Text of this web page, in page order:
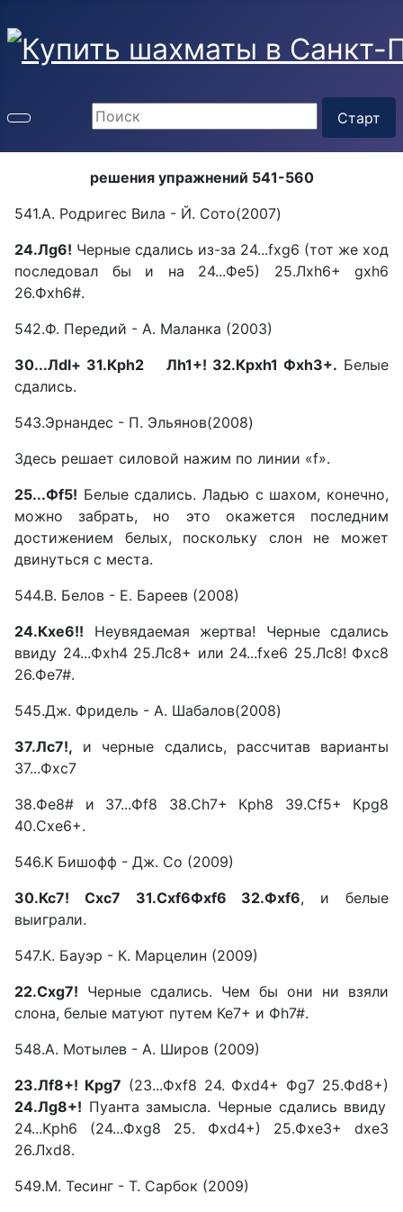
решения упражнений 541-560
541.А. Родригес Вила - Й. Сото(2007)
24.Лg6! Черные сдались из-за 24...fxg6 (тот же ход
последовал бы и на 24...Фе5) 25.Лхh6+ gxh6
26.Фxh6#.
542.Ф. Передий - А. Маланка (2003)
30...Лdl+ 31.Крh2 Лh1+! 32.Крхh1 Фxh3+. Белые
сдались.
543.Эрнандес - П. Эльянов(2008)
Здесь решает силовой нажим по линии «f».
25...Фf5! Белые сдались. Ладью с шахом, конечно,
можно забрать, но это окажется последним
достижением белых, поскольку слон не может
двинуться с места.
544.В. Белов - Е. Бареев (2008)
24.Кхе6!! Неувядаемая жертва! Черные сдались
ввиду 24...Фxh4 25.Лс8+ или 24...fxe6 25.Лс8! Фхс8
26.Фе7#.
545.Дж. Фридель - А. Шабалов(2008)
37.Лс7!, и черные сдались, рассчитав варианты
З7...Фхс7
38.Фе8# и 37...Фf8 38.Сh7+ Крh8 39.Сf5+ Крg8
40.Cхе6+.
546.К Бишофф - Дж. Со (2009)
З0.Кс7! Схс7 31.Сxf6Фxf6 32.Фxf6, и белые
выиграли.
547.К. Бауэр - К. Марцелин (2009)
22.Сxg7! Черные сдались. Чем бы они ни взяли
слона, белые матуют путем Ке7+ и Фh7#.
548.А. Мотылев - А. Широв (2009)
23.Лf8+! Крg7 (23...Фxf8 24. Фxd4+ Фg7 25.Фd8+)
24.Лg8+! Пуанта замысла. Черные сдались ввиду
24...Крh6 (24...Фxg8 25. Фxd4+) 25.ФхеЗ+ dxe3
26.Лxd8.
549.М. Тесинг - Т. Сарбок (2009)